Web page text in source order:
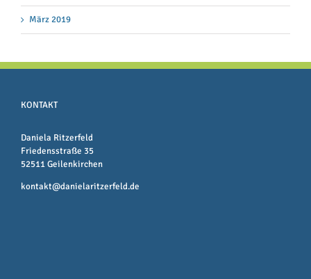
März 2019
KONTAKT
Daniela Ritzerfeld
Friedensstraße 35
52511 Geilenkirchen
kontakt@danielaritzerfeld.de